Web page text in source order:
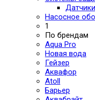
Насосное
1
По брендам
Aqua Pro
Новая вода
Гейзер
Аквафор
Atoll
Барьер